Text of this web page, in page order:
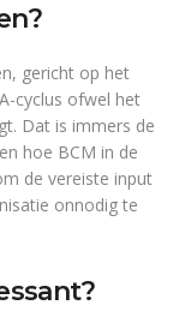
gericht op het
cyclus ofwel het
Dat is immers de
hoe BCM in de
de vereiste input
onnodig te